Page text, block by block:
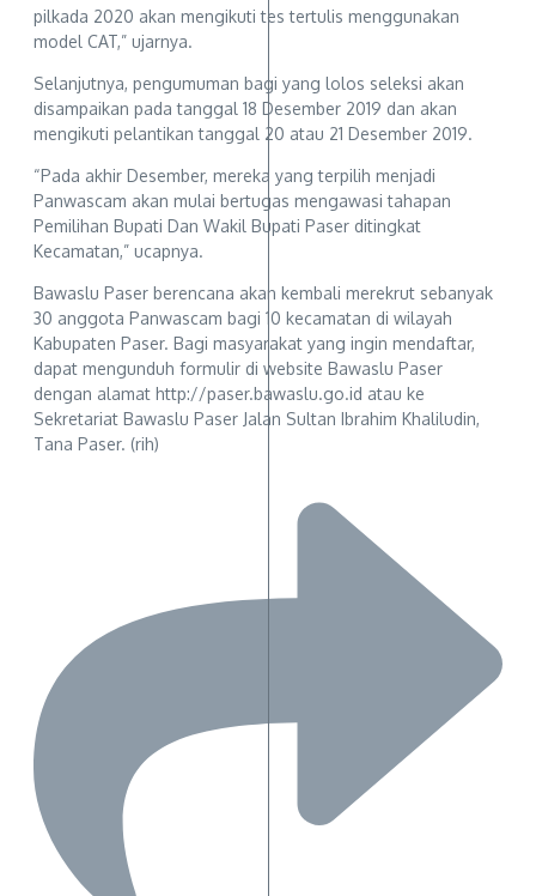
pilkada 2020 akan mengikuti tes tertulis menggunakan
model CAT,” ujarnya.
Selanjutnya, pengumuman bagi yang lolos seleksi akan
disampaikan pada tanggal 18 Desember 2019 dan akan
mengikuti pelantikan tanggal 20 atau 21 Desember 2019.
“Pada akhir Desember, mereka yang terpilih menjadi
Panwascam akan mulai bertugas mengawasi tahapan
Pemilihan Bupati Dan Wakil Bupati Paser ditingkat
Kecamatan,” ucapnya.
Bawaslu Paser berencana akan kembali merekrut sebanyak
30 anggota Panwascam bagi 10 kecamatan di wilayah
Kabupaten Paser. Bagi masyarakat yang ingin mendaftar,
dapat mengunduh formulir di website Bawaslu Paser
dengan alamat http://paser.bawaslu.go.id atau ke
Sekretariat Bawaslu Paser Jalan Sultan Ibrahim Khaliludin,
Tana Paser. (rih)